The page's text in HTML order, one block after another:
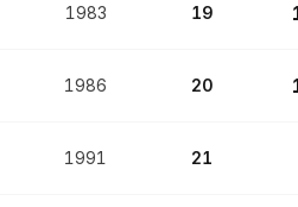
1983 19
1986 20
1991 21